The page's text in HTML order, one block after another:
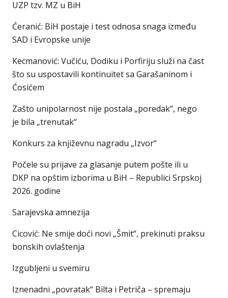
UZP tzv. MZ u BiH
Ćeranić: BiH postaje i test odnosa snaga između
SAD i Evropske unije
Kecmanović: Vučiću, Dodiku i Porfiriju služi na čast
što su uspostavili kontinuitet sa Garašaninom i
Ćosićem
Zašto unipolarnost nije postala „poredak“, nego
je bila „trenutak“
Konkurs za književnu nagradu „Izvor“
Počele su prijave za glasanje putem pošte ili u
DKP na opštim izborima u BiH – Republici Srpskoj
2026. godine
Sarajevska amnezija
Cicović: Ne smije doći novi „Šmit“, prekinuti praksu
bonskih ovlaštenja
Izgubljeni u svemiru
Iznenadni „povratak“ Bilta i Petriča – spremaju